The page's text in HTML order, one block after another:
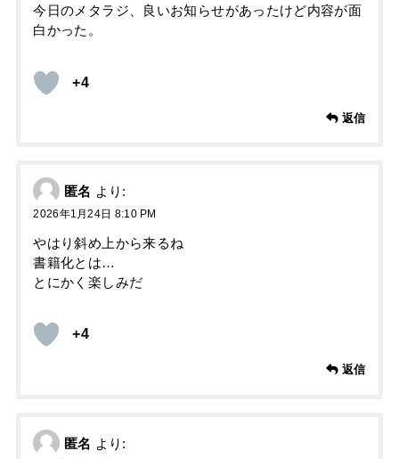
今日のメタラジ、良いお知らせがあったけど内容が面
白かった。
+4
返信
匿名 より:
2026年1月24日 8:10 PM
やはり斜め上から来るね
書籍化とは…
とにかく楽しみだ
+4
返信
匿名 より: